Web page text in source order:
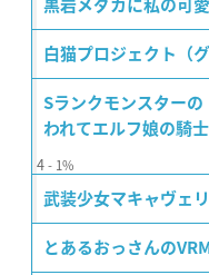
黒岩メダカに私の可
白猫プロジェクト（グ
Sランクモンスター
われてエルフ娘の騎
4 1%
武装少女マキャヴェ
とあるおっさんの